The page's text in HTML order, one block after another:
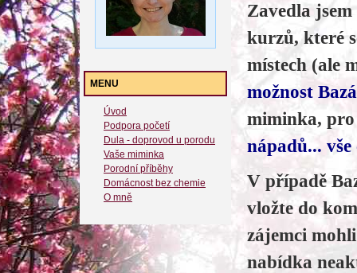
MENU
Úvod
Podpora početí
Dula - doprovod u porodu
Vaše miminka
Porodní příběhy
Domácnost bez chemie
O mně
Zavedla
kurzů, které
místech (ale
možnost
miminka,
nápadů...
V případě
vložte do
zájemci
nabídka